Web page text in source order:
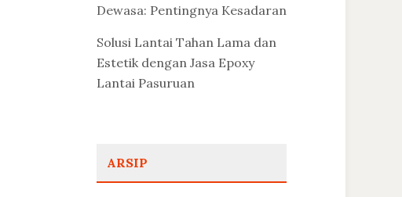
Dewasa: Pentingnya Kesadaran
Solusi Lantai Tahan Lama dan
Estetik dengan Jasa Epoxy
Lantai Pasuruan
ARSIP